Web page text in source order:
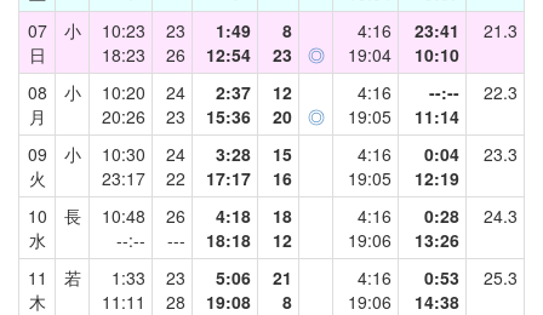
07
日
小
10:23
18:23
23
26
1:49
12:54
8
23
◎
4:16
19:04
23:41
10:10
21.3
08
月
小
10:20
20:26
24
23
2:37
15:36
12
20
◎
4:16
19:05
--:--
11:14
22.3
09
火
小
10:30
23:17
24
22
3:28
17:17
15
16
4:16
19:05
0:04
12:19
23.3
10
水
長
10:48
--:--
26
---
4:18
18:18
18
12
4:16
19:06
0:28
13:26
24.3
11
木
若
1:33
11:11
23
28
5:06
19:08
21
8
4:16
19:06
0:53
14:38
25.3